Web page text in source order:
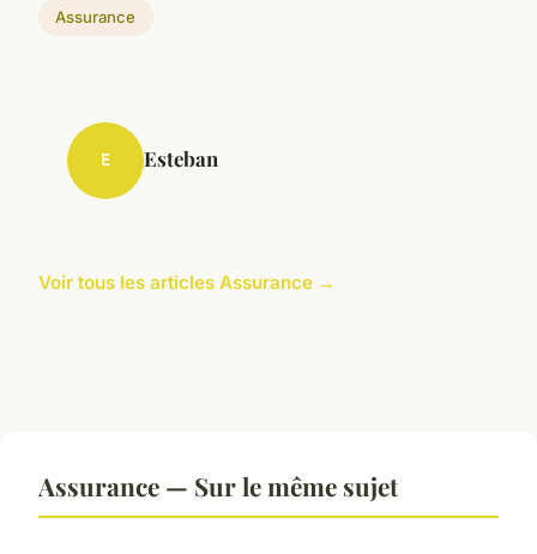
Assurance
E Esteban
Voir tous les articles Assurance →
Assurance — Sur le même sujet